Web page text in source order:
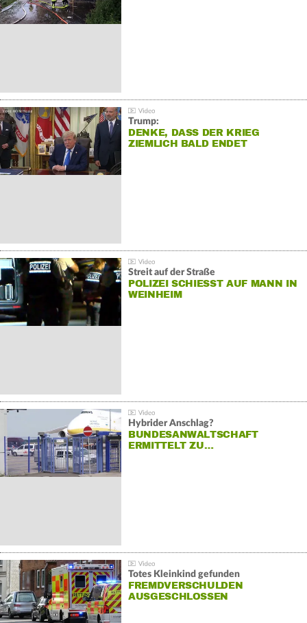
Trump:
DENKE, DASS DER KRIEG
ZIEMLICH BALD ENDET
Streit auf der Straße
POLIZEI SCHIESST AUF MANN IN W
EINHEIM
Hybrider Anschlag?
BUNDESANWALTSCHAFT
ERMITTELT ZU…
Totes Kleinkind gefunden
FREMDVERSCHULDEN
AUSGESCHLOSSEN